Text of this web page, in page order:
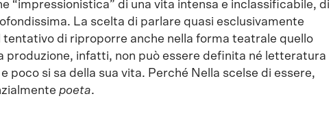
“impressionistica” di una vita intensa e inclassificabile, di
La scelta di parlare quasi esclusivamente
di riproporre anche nella forma teatrale quello
produzione, infatti, non può essere definita né letteratura
poco si sa della sua vita. Perché Nella scelse di essere,
poeta.